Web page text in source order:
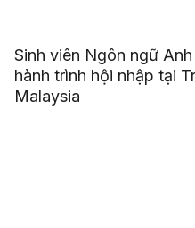
Sinh viên Ngôn ngữ
hành trình hội nhập tại
Malaysia